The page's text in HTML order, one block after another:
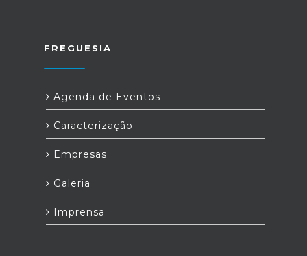
FREGUESIA
Agenda de Eventos
Caracterização
Empresas
Galeria
Imprensa